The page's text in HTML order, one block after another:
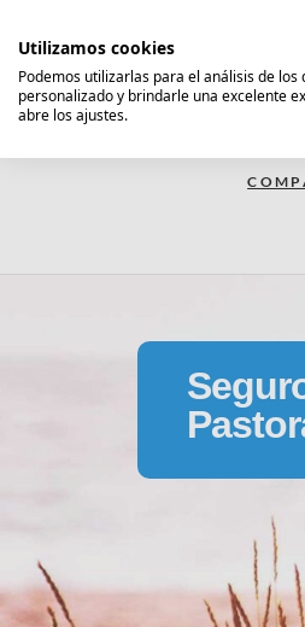
contenido
Comparador
Utilizamos cookies
Podemos utilizarlas para el análisis de
personalizado y brindarle una excelente
abre los ajustes.